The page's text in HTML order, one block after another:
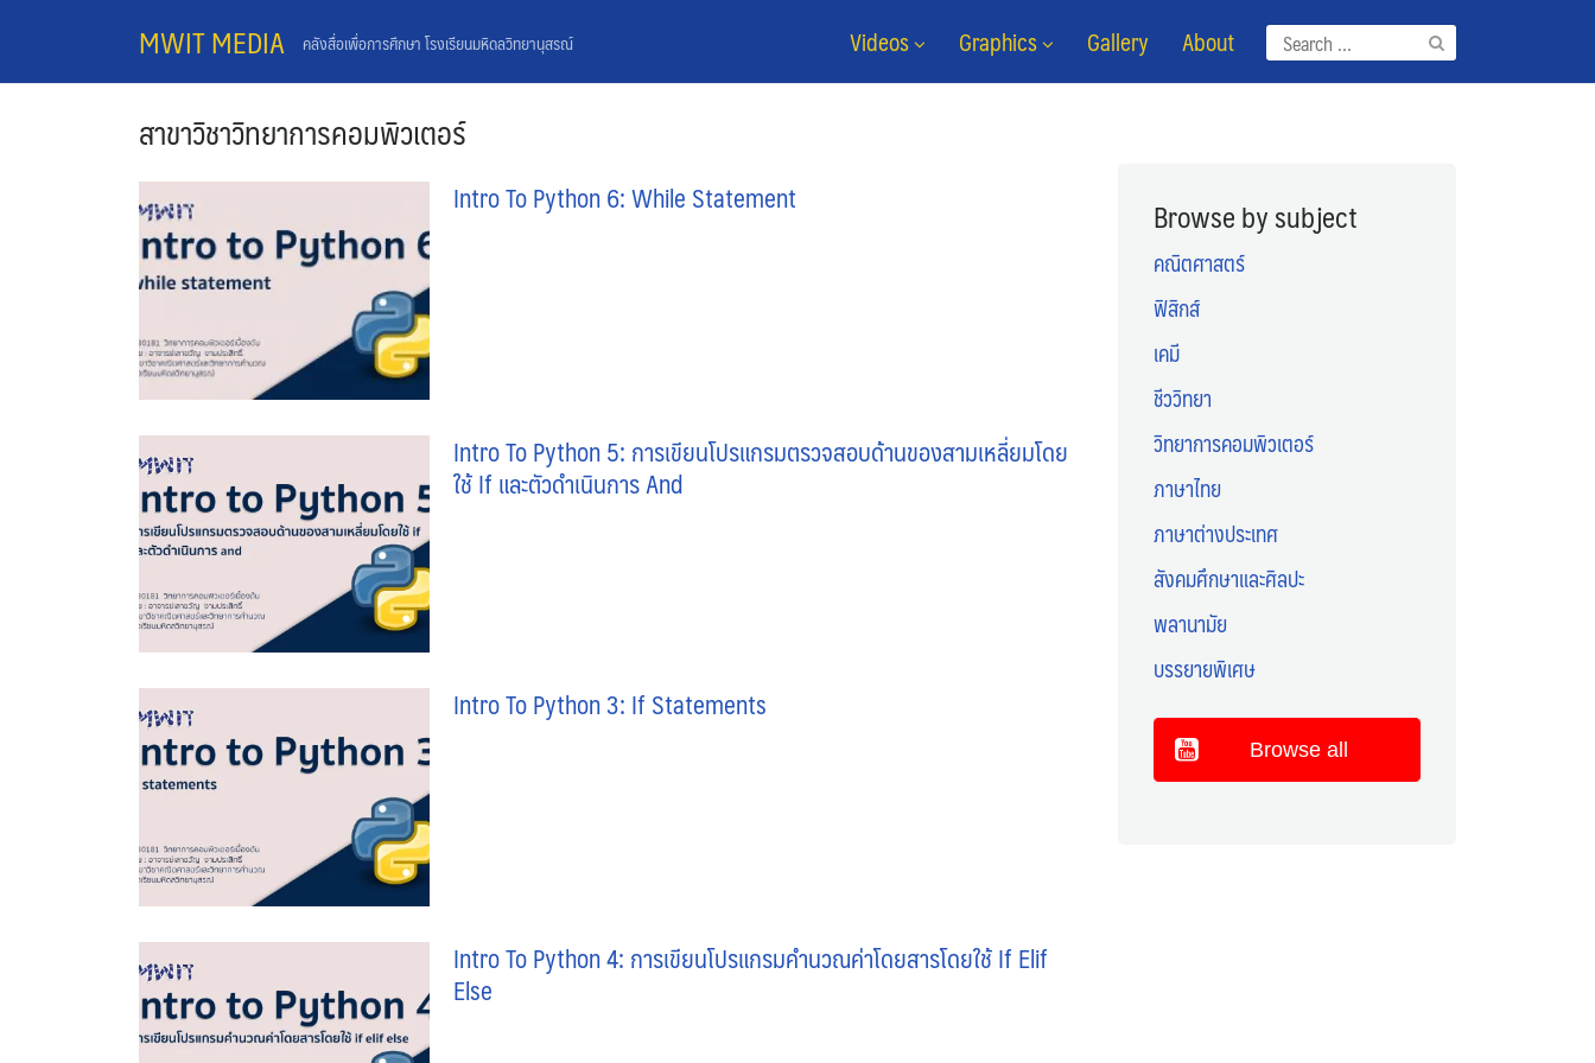
MWIT MEDIA คลังสื่อเพื่อการศึกษา โรงเรียนมหิดลวิทยานุสรณ์
Search
for:
Videos Graphics Gallery About
สาขาวิชาวิทยาการคอมพิวเตอร์
Intro To Python 6: While Statement
Intro To Python 5: การเขียนโปรแกรมตรวจสอบด้านของสามเหลี่ยมโดย
ใช้ If และตัวดำเนินการ And
Intro To Python 3: If Statements
Intro To Python 4: การเขียนโปรแกรมคำนวณค่าโดยสารโดยใช้ If Elif
Else
Browse by subject
คณิตศาสตร์
ฟิสิกส์
เคมี
ชีววิทยา
วิทยาการคอมพิวเตอร์
ภาษาไทย
ภาษาต่างประเทศ
สังคมศึกษาและศิลปะ
พลานามัย
บรรยายพิเศษ
Browse all